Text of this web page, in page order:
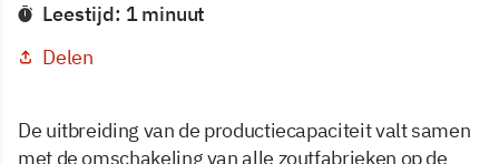
Leestijd: 1 minuut
Delen
De uitbreiding van de productiecapaciteit valt samen
met de omschakeling van alle zoutfabrieken op de